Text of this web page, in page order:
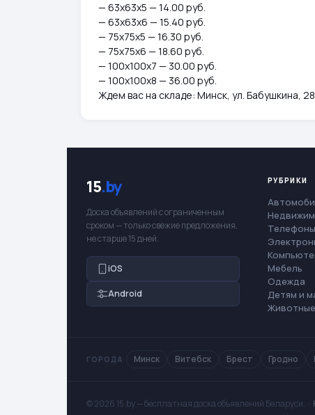
— 63х63х5 — 14.00 руб.
— 63х63х6 — 15.40 руб.
— 75х75х5 — 16.30 руб.
— 75х75х6 — 18.60 руб.
— 100х100х7 — 30.00 руб.
— 100х100х8 — 36.00 руб.
Ждем вас на складе: Минск, ул. Бабушкина,
15.by
Доска объявлений с ограниченным
сроком — только свежие предложения,
не старше 15 дней.
iOS
Android
РУБРИКИ
Мебель
Одежда
Детям и
ГОРОДА Минск Витебск Брест Гродно
© 2026 15.by — бесплатная доска объявлений Беларуси. ·